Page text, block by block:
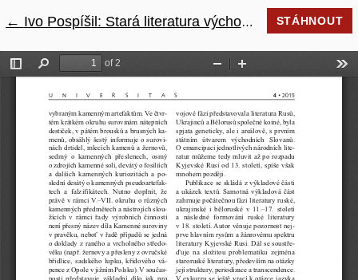
← Návrat na podrobnosti článku
Ivo Pospíšil: Stará literatura východních Slovanů a ruská literatura 18. století STÁHNOUT